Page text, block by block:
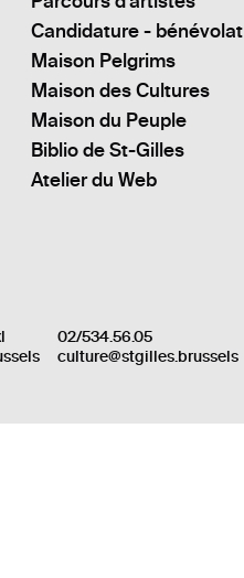
Candidature - bénévolat
Maison Pelgrims
Maison des Cultures
Maison du Peuple
Biblio de St-Gilles
Atelier du Web
02/534.56.05
culture@stgilles.brussels